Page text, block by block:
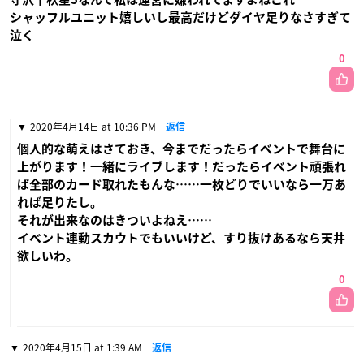
シャッフルユニット嬉しいし最高だけどダイヤ足りなさすぎて
泣く
0
2020年4月14日 at 10:36 PM 返信
個人的な萌えはさておき、今までだったらイベントで舞台に
上がります！一緒にライブします！だったらイベント頑張れ
ば全部のカード取れたもんな……一枚どりでいいなら一万あ
れば足りたし。
それが出来なのはきついよねえ……
イベント連動スカウトでもいいけど、すり抜けあるなら天井
欲しいわ。
0
2020年4月15日 at 1:39 AM 返信